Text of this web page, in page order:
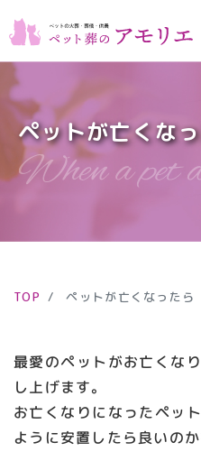
ペットが亡くな
TOP ペットが亡くなったら
最愛のペットがお亡くな
し上げます。
お亡くなりになったペッ
ように安置したら良いの